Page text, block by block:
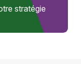
stratégie